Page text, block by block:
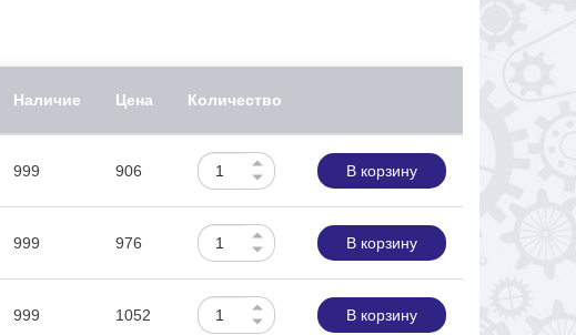
Наличие Цена Количество
999 906 В корзину
999 976 В корзину
999 1052 В корзину